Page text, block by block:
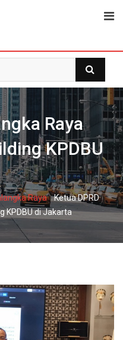
Raya
KPDBU
Raya-Ketua DPRD
KPDBU di Jakarta